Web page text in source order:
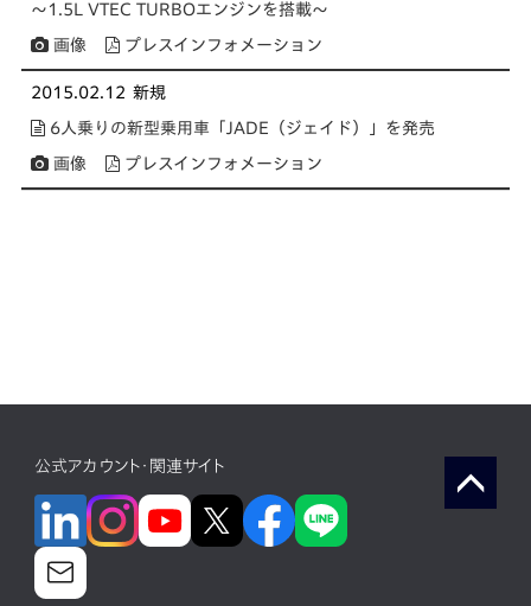
～1.5L VTEC TURBOエンジンを搭載～
画像 プレスインフォメーション
2015.02.12 新規
6人乗りの新型乗用車「JADE（ジェイド）」を発売
画像 プレスインフォメーション
公式アカウント・関連サイト